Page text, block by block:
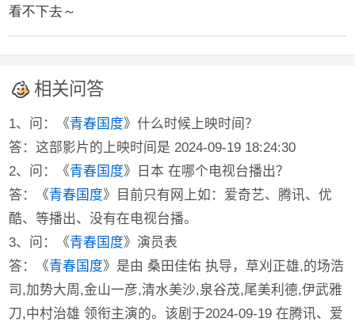
看不下去～
相关问答
1、问：《青春国度》什么时候上映时间？
答：这部影片的上映时间是 2024-09-19 18:24:30
2、问：《青春国度》日本 在哪个电视台播出？
答：《青春国度》目前只有网上如：爱奇艺、腾讯、优
酷、等播出、没有在电视台播。
3、问：《青春国度》演员表
答：《青春国度》是由 桑田佳佑 执导，草刈正雄,的场浩
司,加势大周,金山一彦,清水美沙,泉谷茂,尾美利德,伊武雅
刀,中村治雄 领衔主演的。该剧于2024-09-19 在腾讯、爱